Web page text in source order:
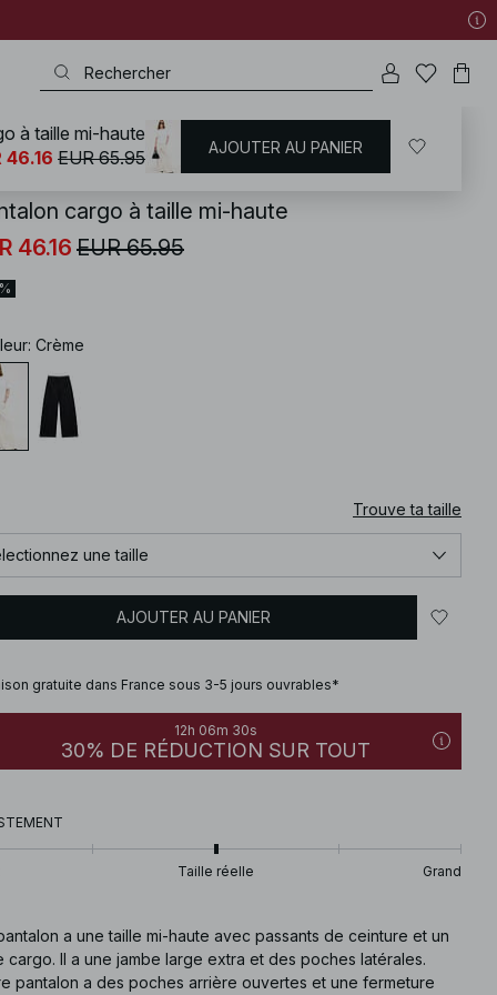
/ Pantalons / Pantalon cargo
cargo à taille mi-haute
46.16 EUR 65.95
: Crème
Trouve ta taille
une taille
AJOUTER AU PANIER
gratuite dans France sous 3-5 jours ouvrables*
12h 06m 29s
30% DE RÉDUCTION SUR TOUT
Taille réelle Grand
a une taille mi-haute avec passants de ceinture et un
cargo. Il a une jambe large extra et des poches latérales.
pantalon a des poches arrière ouvertes et une fermeture
à taille mi-haute
46.16 EUR 65.95 AJOUTER AU PANIER